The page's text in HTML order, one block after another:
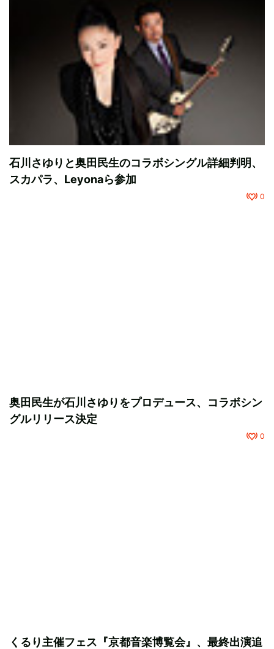
石川さゆりと奥田民生のコラボシングル詳細判明、
スカパラ、Leyonaら参加
0
奥田民生が石川さゆりをプロデュース、コラボシン
グルリリース決定
0
くるり主催フェス『京都音楽博覧会』、最終出演追